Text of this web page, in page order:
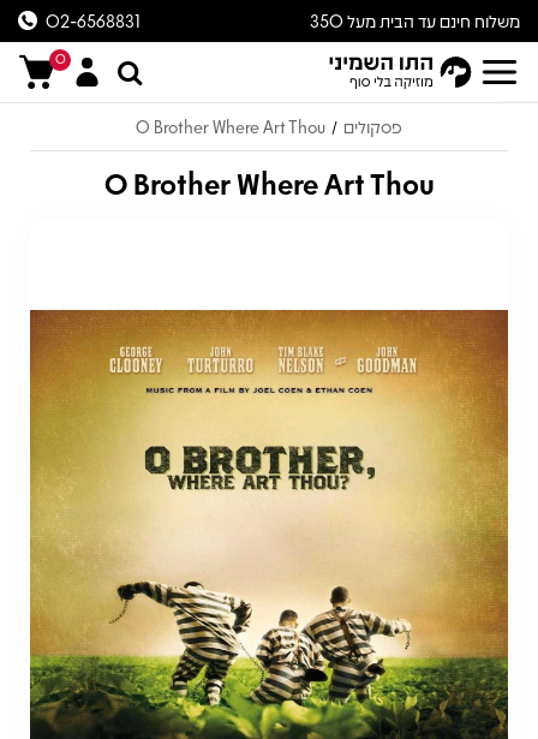
משלוח חינם עד הבית מעל 350
ש״ח
02-6568831
0
פסקולים /
O Brother Where Art Thou
O Brother Where Art Thou